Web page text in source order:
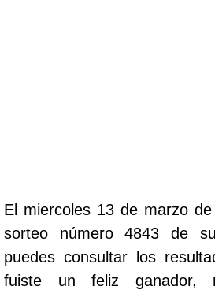
Cafeterito Noche
Caribeña Día
El miercoles 13 de marzo
sorteo número 4843 de
puedes consultar los
fuiste un feliz ganador,